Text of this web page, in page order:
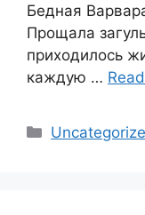
Бедная
Прощала
приходилось
каждую …
Categories